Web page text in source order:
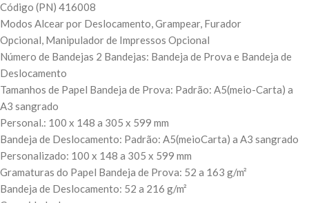
Código (PN) 416008
Modos Alcear por Deslocamento, Grampear, Furador
Opcional, Manipulador de Impressos Opcional
Número de Bandejas 2 Bandejas: Bandeja de Prova e Bandeja de
Deslocamento
Tamanhos de Papel Bandeja de Prova: Padrão: A5(meio-Carta) a
A3 sangrado
Personal.: 100 x 148 a 305 x 599 mm
Bandeja de Deslocamento: Padrão: A5(meioCarta) a A3 sangrado
Personalizado: 100 x 148 a 305 x 599 mm
Gramaturas do Papel Bandeja de Prova: 52 a 163 g/m²
Bandeja de Deslocamento: 52 a 216 g/m²